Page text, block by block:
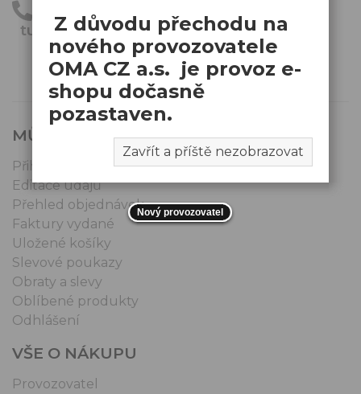
+420 481 324 577
turnov@omacz.cz
MŮJ ÚČET
Přihlášení | Registrace
Editace údajů
Přehled objednávek
Faktury vydané
Uložené košíky
Slevové poukazy
Obraty a slevy
Oblíbené produkty
Odhlášení
VŠE O NÁKUPU
Provozovatel
Z důvodu přechodu na
nového provozovatele
OMA CZ a.s. je provoz e-
shopu dočasně
pozastaven.
Zavřít a příště nezobrazovat
Nový provozovatel